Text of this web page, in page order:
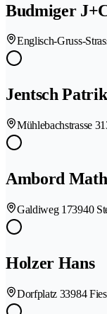
Budmiger
Englisch-Gruss-
Jentsch Patrik
Mühlebachstrasse 31
Ambord
Galdiweg 173940
Holzer Hans
Dorfplatz 33984